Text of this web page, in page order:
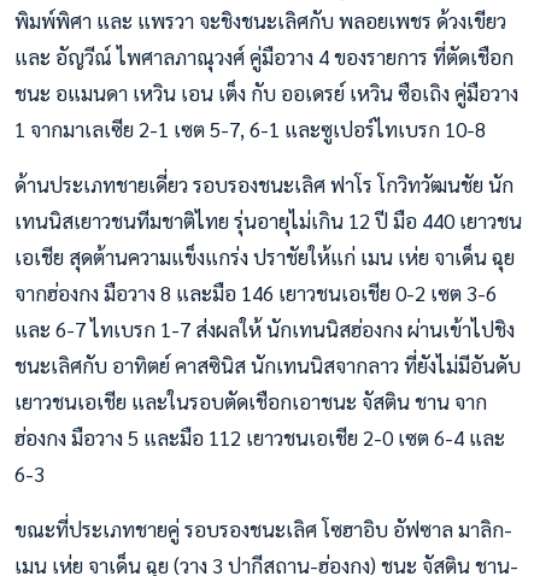
พิมพ์พิศา และ แพรวา จะชิงชนะเลิศกับ พลอยเพชร ด้วงเขียว
และ อัญวีณ์ ไพศาลภาณุวงศ์ คู่มือวาง 4 ของรายการ ที่ตัดเชือก
ชนะ อแมนดา เหวิน เอน เต็ง กับ ออเดรย์ เหวิน ซือเถิง คู่มือวาง
1 จากมาเลเซีย 2-1 เซต 5-7, 6-1 และซูเปอร์ไทเบรก 10-8
ด้านประเภทชายเดี่ยว รอบรองชนะเลิศ ฟาโร โกวิทวัฒนชัย นัก
เทนนิสเยาวชนทีมชาติไทย รุ่นอายุไม่เกิน 12 ปี มือ 440 เยาวชน
เอเชีย สุดต้านความแข็งแกร่ง ปราชัยให้แก่ เมน เห่ย จาเด็น ฉุย
จากฮ่องกง มือวาง 8 และมือ 146 เยาวชนเอเชีย 0-2 เซต 3-6
และ 6-7 ไทเบรก 1-7 ส่งผลให้ นักเทนนิสฮ่องกง ผ่านเข้าไปชิง
ชนะเลิศกับ อาทิตย์ คาสซินิส นักเทนนิสจากลาว ที่ยังไม่มีอันดับ
เยาวชนเอเชีย และในรอบตัดเชือกเอาชนะ จัสติน ชาน จาก
ฮ่องกง มือวาง 5 และมือ 112 เยาวชนเอเชีย 2-0 เซต 6-4 และ
6-3
ขณะที่ประเภทชายคู่ รอบรองชนะเลิศ โซฮาอิบ อัฟซาล มาลิก-
เมน เห่ย จาเด็น ฉุย (วาง 3 ปากีสถาน-ฮ่องกง) ชนะ จัสติน ชาน-